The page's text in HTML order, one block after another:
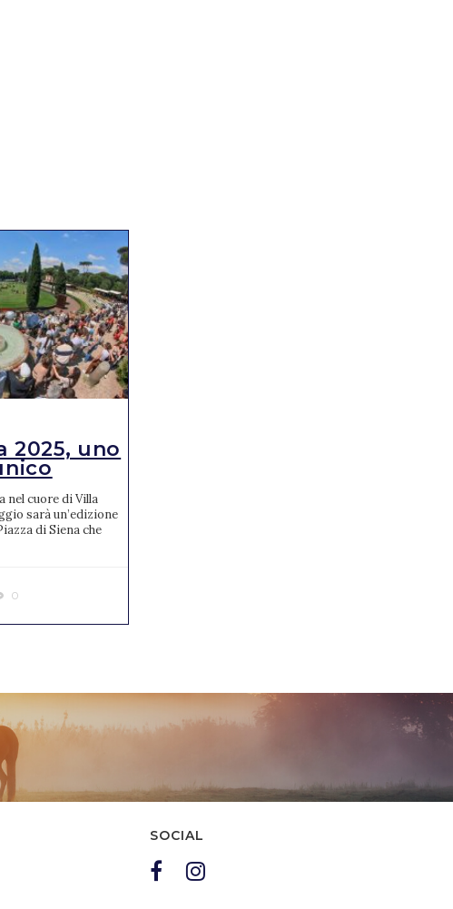
2025, uno
nel cuore di Villa
sarà un’edizione
di Siena che
0
SOCIAL